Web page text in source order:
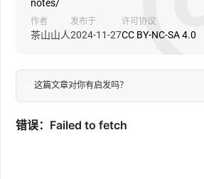
notes/
作者
茶山山人
发布于
2024-11-27
许可协议
CC BY-NC-SA 4.0
这篇文章对你有启发吗？